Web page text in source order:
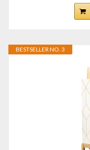
BESTSELLER NO. 3